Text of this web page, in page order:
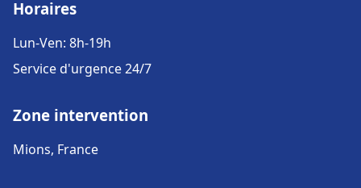
Horaires
Lun-Ven: 8h-19h
Service d'urgence 24/7
Zone intervention
Mions, France